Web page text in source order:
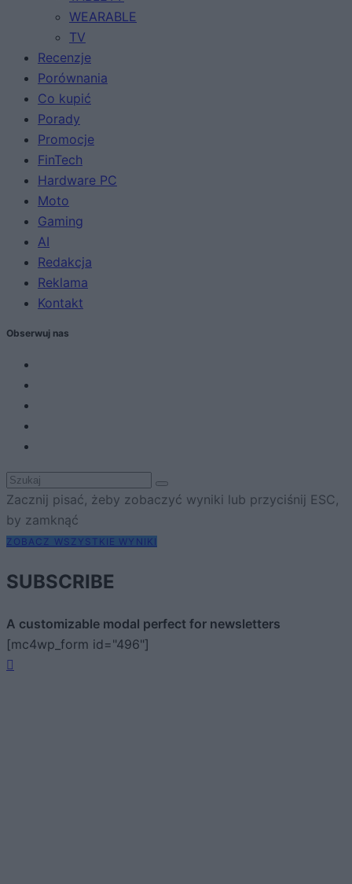
WEARABLE
TV
Recenzje
Porównania
Co kupić
Porady
Promocje
FinTech
Hardware PC
Moto
Gaming
AI
Redakcja
Reklama
Kontakt
Obserwuj nas
Zacznij pisać, żeby zobaczyć wyniki lub przyciśnij ESC,
by zamknąć
ZOBACZ WSZYSTKIE WYNIKI
SUBSCRIBE
A customizable modal perfect for newsletters
[mc4wp_form id="496"]